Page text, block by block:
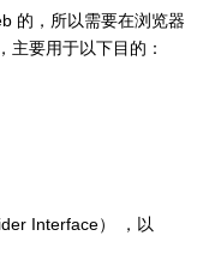
的，所以需要在浏览器
要用于以下目的：
Interface） ，以